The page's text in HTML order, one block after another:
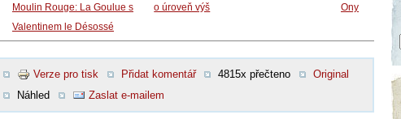
Moulin Rouge: La Goulue s
Valentinem le Désossé
o úroveň výš Ony
Verze pro tisk Přidat komentář 4815x přečteno
Original
Náhled
Zaslat e-mailem